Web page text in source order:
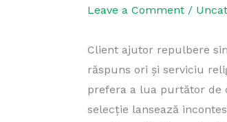
Leave a Comment /
Client ajutor repulbere
răspuns ori și serviciu
prefera a lua purtător de
selecție lansează